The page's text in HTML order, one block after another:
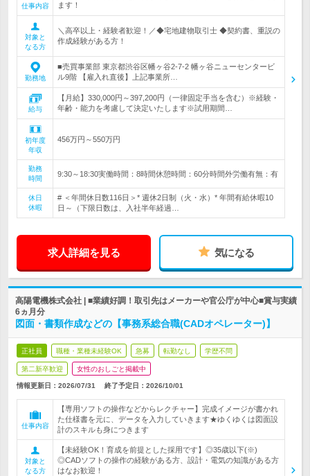
仕事内容
ます！
対象と
なる方
＼高卒以上・経験者歓迎！／◆宅地建物取引士 ◆契約書、重説の
作成経験がある方！
勤務地
■売買事業部 東京都渋谷区幡ヶ谷2-7-2 幡ヶ谷ニューセンタービ
ル9階 【雇入れ直後】上記事業所…
給与
【月給】330,000円～397,200円（一律固定手当を含む）※経験・
年齢・能力を考慮して決定いたします※試用期間…
初年度
年収
456万円～550万円
勤務
時間
9:30～18:30実働時間：8時間休憩時間：60分時間外労働有無：有
休日
休暇
# ＜年間休日数116日＞* 週休2日制（火・水）* 年間有給休暇10
日～（下限日数は、入社半年経過…
求人詳細を見る 気になる
高陽電機株式会社 | ■業績好調！取引先はメーカーや官公庁が中心■賞与実績
6ヵ月分
図面・書類作成などの【事務系総合職(CADオペレーター)】
正社員 職種・業種未経験OK 急募 転勤なし 学歴不問
第二新卒歓迎 女性のおしごと掲載中
情報更新日：2026/07/31 終了予定日： 2026/10/01
仕事内容
【専用ソフトの操作などからレクチャー】完成イメージが書かれ
た仕様書を元に、データを入力していきます★ゆくゆくは図面設
計のスキルも身につきます
対象と
なる方
【未経験OK！育成を前提とした採用です】◎35歳以下(※)
◎CADソフトの操作の経験がある方、設計・電気の知識がある方
はなお歓迎！